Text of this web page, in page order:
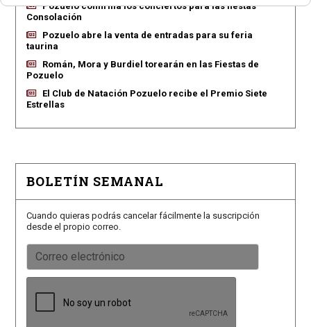
Pozuelo confirma los conciertos para las fiestas
Consolación
Pozuelo abre la venta de entradas para su feria
taurina
Román, Mora y Burdiel torearán en las Fiestas de
Pozuelo
El Club de Natación Pozuelo recibe el Premio Siete
Estrellas
BOLETÍN SEMANAL
Cuando quieras podrás cancelar fácilmente la suscripción
desde el propio correo.